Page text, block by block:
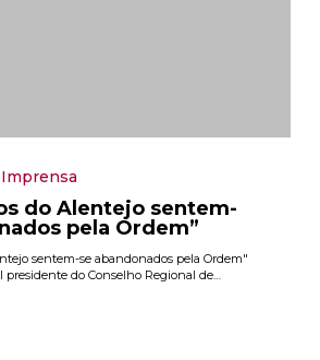
Imprensa
do Alentejo sentem-
pela Ordem”
sentem-se abandonados pela Ordem"
presidente do Conselho Regional de…